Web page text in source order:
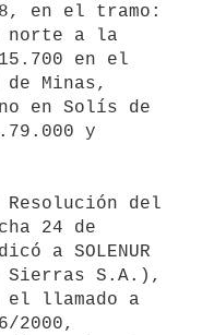
en el tramo:
norte a la
en el
Minas,
en Solís de
y
Resolución del
24 de
a SOLENUR
Sierras S.A.),
el llamado a
2000,